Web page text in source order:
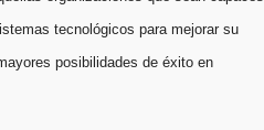
tecnológicos para mejorar su
posibilidades de éxito en